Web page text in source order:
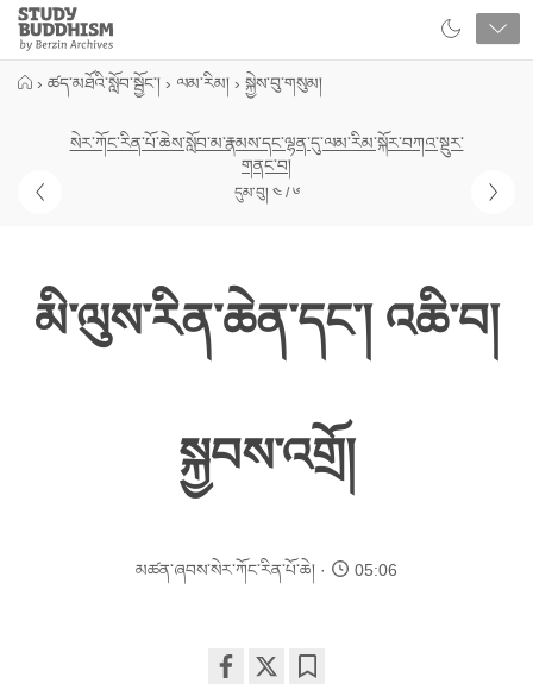
Close
Study
Buddhism
› ཚད་མཐོའི་སློབ་སྦྱོང་། › ལམ་རིམ། › སྐྱེས་བུ་གསུམ།
སེར་ཀོང་རིན་པོ་ཆེས་སློབ་མ་རྣམས་དང་ལྷན་དུ་ལམ་རིམ་སྐོར་བཀའ་སྡུར་
གནང་བ།
དུམ་བུ། ༤ / ༦
མི་ལུས་རིན་ཆེན་དང་། འཆི་བ།
སྐྱབས་འགྲོ།
མཚན་ཞབས་སེར་ཀོང་རིན་པོ་ཆེ། 05:06